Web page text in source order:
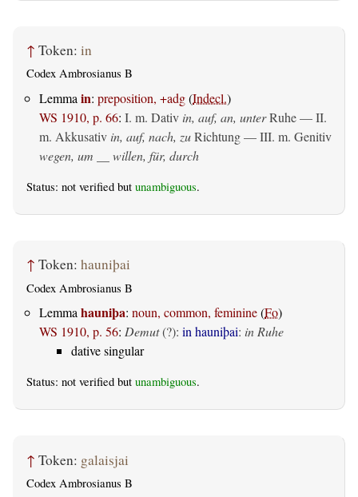
↑ Token: in
Codex Ambrosianus B
Lemma in: preposition, +adg(Indecl.)
WS 1910, p. 66: I. m. Dativ in, auf, an, unterRuhe — II.
m. Akkusativ in, auf, nach, zuRichtung — III. m. Genitiv
wegen, um __ willen, für, durch
Status: not verified but unambiguous.
↑ Token: hauniþai
Codex Ambrosianus B
Lemma hauniþa: noun, common, feminine(Fo)
WS 1910, p. 56: Demut(?): in hauniþai: in Ruhe
dative singular
Status: not verified but unambiguous.
↑ Token: galaisjai
Codex Ambrosianus B